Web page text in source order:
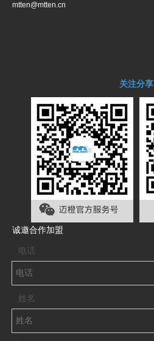
mtten@mtten.cn
关注分享
诚邀合作加盟
电话
姓名